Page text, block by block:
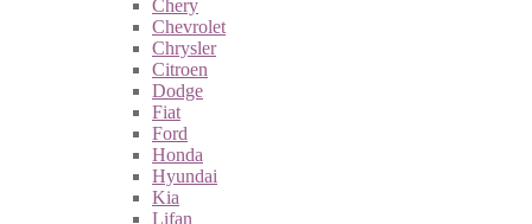
Chery
Chevrolet
Chrysler
Citroen
Dodge
Fiat
Ford
Honda
Hyundai
Kia
Lifan